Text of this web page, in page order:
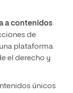
a contenidos
de
plataforma
el derecho y
únicos